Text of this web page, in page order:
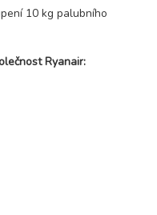
10 kg palubního
Ryanair: